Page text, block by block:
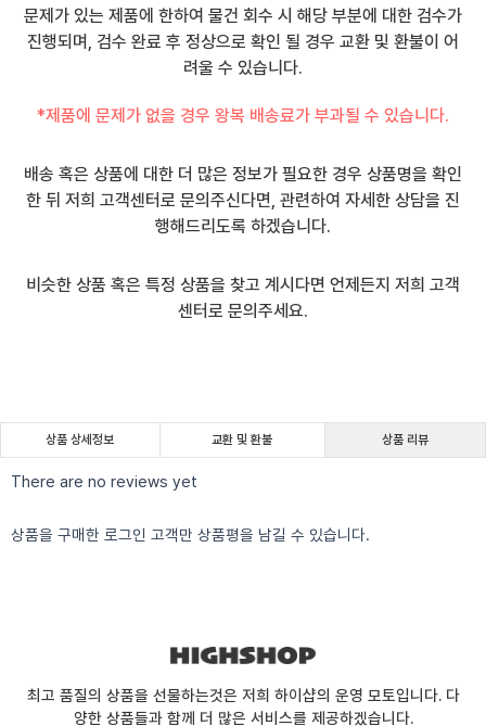
문제가 있는 제품에 한하여 물건 회수 시 해당 부분에 대한 검수가
진행되며, 검수 완료 후 정상으로 확인 될 경우 교환 및 환불이 어
려울 수 있습니다.
*제품에 문제가 없을 경우 왕복 배송료가 부과될 수 있습니다.
배송 혹은 상품에 대한 더 많은 정보가 필요한 경우 상품명을 확인
한 뒤 저희 고객센터로 문의주신다면, 관련하여 자세한 상담을 진
행해드리도록 하겠습니다.
비슷한 상품 혹은 특정 상품을 찾고 계시다면 언제든지 저희 고객
센터로 문의주세요.
상품 상세정보 교환 및 환불 상품 리뷰
There are no reviews yet
상품을 구매한 로그인 고객만 상품평을 남길 수 있습니다.
최고 품질의 상품을 선물하는것은 저희 하이샵의 운영 모토입니다. 다
양한 상품들과 함께 더 많은 서비스를 제공하겠습니다.